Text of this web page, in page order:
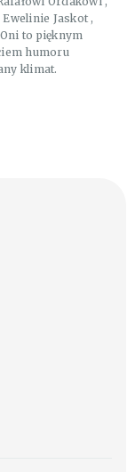
Jaskot ,
to pięknym
humoru
klimat.